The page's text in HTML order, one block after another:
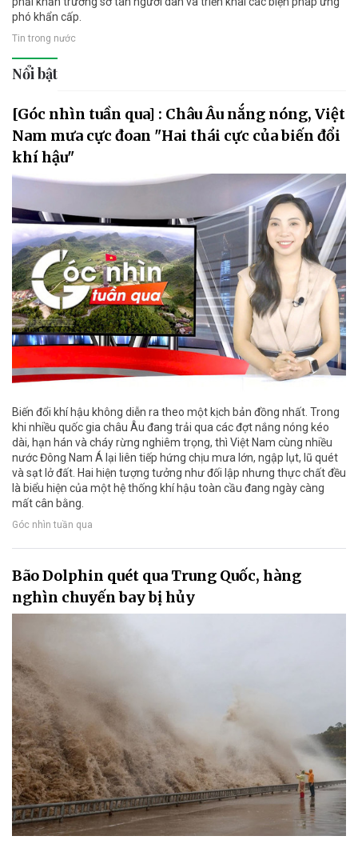
phó khẩn cấp.
Tin trong nước
Nổi bật
[Góc nhìn tuần qua] : Châu Âu nắng nóng, Việt
Nam mưa cực đoan "Hai thái cực của biến đổi
khí hậu"
Biến đổi khí hậu không diễn ra theo một kịch bản đồng nhất. Trong
khi nhiều quốc gia châu Âu đang trải qua các đợt nắng nóng kéo
dài, hạn hán và cháy rừng nghiêm trọng, thì Việt Nam cùng nhiều
nước Đông Nam Á lại liên tiếp hứng chịu mưa lớn, ngập lụt, lũ quét
và sạt lở đất. Hai hiện tượng tưởng như đối lập nhưng thực chất đều
là biểu hiện của một hệ thống khí hậu toàn cầu đang ngày càng
mất cân bằng.
Góc nhìn tuần qua
Bão Dolphin quét qua Trung Quốc, hàng
nghìn chuyến bay bị hủy